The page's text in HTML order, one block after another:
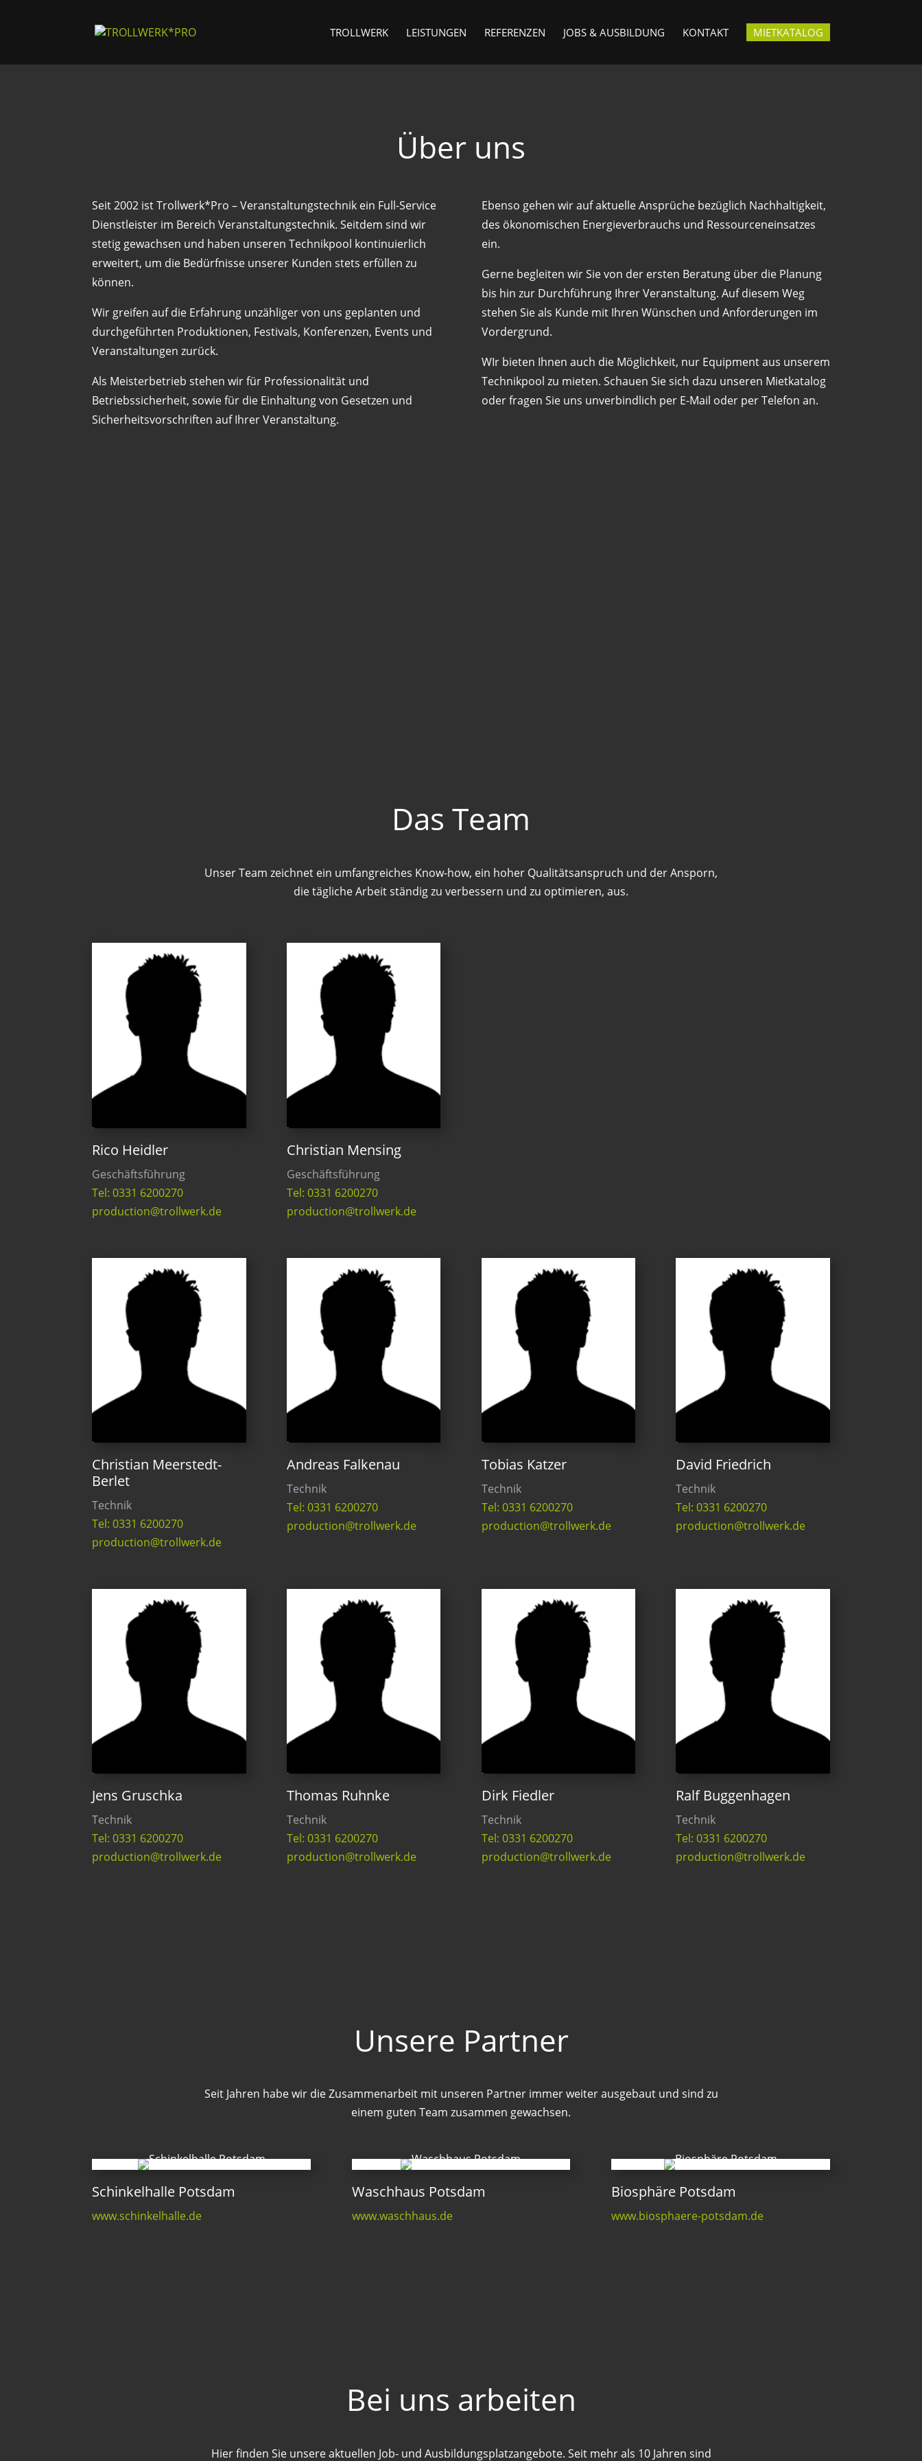
TROLLWERK LEISTUNGEN REFERENZEN JOBS & AUSBILDUNG KONTAKT MIETKATALOG
Über uns
Seit 2002 ist Trollwerk*Pro – Veranstaltungstechnik ein Full-Service
Dienstleister im Bereich Veranstaltungstechnik. Seitdem sind wir
stetig gewachsen und haben unseren Technikpool kontinuierlich
erweitert, um die Bedürfnisse unserer Kunden stets erfüllen zu
können.
Wir greifen auf die Erfahrung unzähliger von uns geplanten und
durchgeführten Produktionen, Festivals, Konferenzen, Events und
Veranstaltungen zurück.
Als Meisterbetrieb stehen wir für Professionalität und
Betriebssicherheit, sowie für die Einhaltung von Gesetzen und
Sicherheitsvorschriften auf Ihrer Veranstaltung.
Ebenso gehen wir auf aktuelle Ansprüche bezüglich Nachhaltigkeit,
des ökonomischen Energieverbrauchs und Ressourceneinsatzes
ein.
Gerne begleiten wir Sie von der ersten Beratung über die Planung
bis hin zur Durchführung Ihrer Veranstaltung. Auf diesem Weg
stehen Sie als Kunde mit Ihren Wünschen und Anforderungen im
Vordergrund.
WIr bieten Ihnen auch die Möglichkeit, nur Equipment aus unserem
Technikpool zu mieten. Schauen Sie sich dazu unseren Mietkatalog
oder fragen Sie uns unverbindlich per E-Mail oder per Telefon an.
Das Team
Unser Team zeichnet ein umfangreiches Know-how, ein hoher Qualitätsanspruch und der Ansporn,
die tägliche Arbeit ständig zu verbessern und zu optimieren, aus.
Rico Heidler
Geschäftsführung
Tel: 0331 6200270
production@trollwerk.de
Christian Mensing
Geschäftsführung
Tel: 0331 6200270
production@trollwerk.de
Christian Meerstedt-
Berlet
Technik
Tel: 0331 6200270
production@trollwerk.de
Andreas Falkenau
Technik
Tel: 0331 6200270
production@trollwerk.de
Tobias Katzer
Technik
Tel: 0331 6200270
production@trollwerk.de
David Friedrich
Technik
Tel: 0331 6200270
production@trollwerk.de
Jens Gruschka
Technik
Tel: 0331 6200270
production@trollwerk.de
Thomas Ruhnke
Technik
Tel: 0331 6200270
production@trollwerk.de
Dirk Fiedler
Technik
Tel: 0331 6200270
production@trollwerk.de
Ralf Buggenhagen
Technik
Tel: 0331 6200270
production@trollwerk.de
Unsere Partner
Seit Jahren habe wir die Zusammenarbeit mit unseren Partner immer weiter ausgebaut und sind zu
einem guten Team zusammen gewachsen.
Schinkelhalle Potsdam
www.schinkelhalle.de
Waschhaus Potsdam
www.waschhaus.de
Biosphäre Potsdam
www.biosphaere-potsdam.de
Bei uns arbeiten
Hier finden Sie unsere aktuellen Job- und Ausbildungsplatzangebote. Seit mehr als 10 Jahren sind